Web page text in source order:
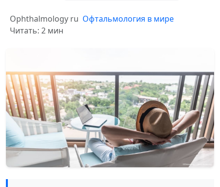
Ophthalmology ru Офтальмология в мире
Читать: 2 мин